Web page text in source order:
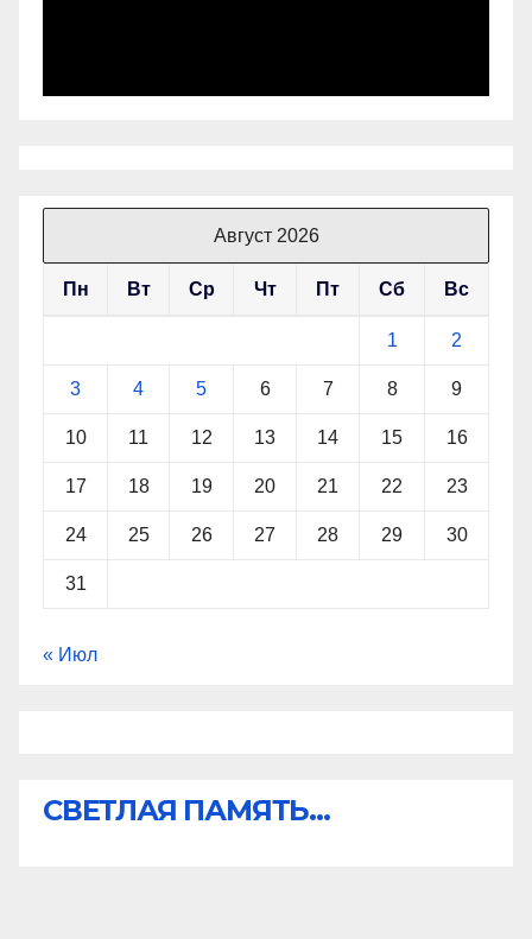
Август 2026
Пн Вт Ср Чт Пт Сб Вс
1 2
3 4 5 6 7 8 9
10 11 12 13 14 15 16
17 18 19 20 21 22 23
24 25 26 27 28 29 30
31
« Июл
СВЕТЛАЯ ПАМЯТЬ...